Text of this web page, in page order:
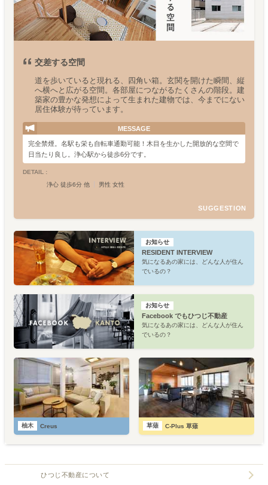
交差する空間
道を歩いていると現れる、四角い箱。玄関を開けた瞬間、縦
へ横へと広がる空間。各部屋につながるたくさんの階段。建
築家の豊かな発想によって生まれた建物では、今までにない
居住体験が待っています。
MESSAGE
完全禁煙。名駅も栄も自転車通勤可能！木目を生かした開放的な空間で
日当たり良し。浄心駅から徒歩6分です。
DETAIL :
浄心 徒歩6分 他
男性 女性
SUGGESTION
お知らせ
RESIDENT INTERVIEW
気になるあの家には、どんな人が住ん
でいるの？
お知らせ
Facebook でもひつじ不動産
気になるあの家には、どんな人が住ん
でいるの？
柚木 Creus 草薙 C-Plus 草薙
ひつじ不動産について